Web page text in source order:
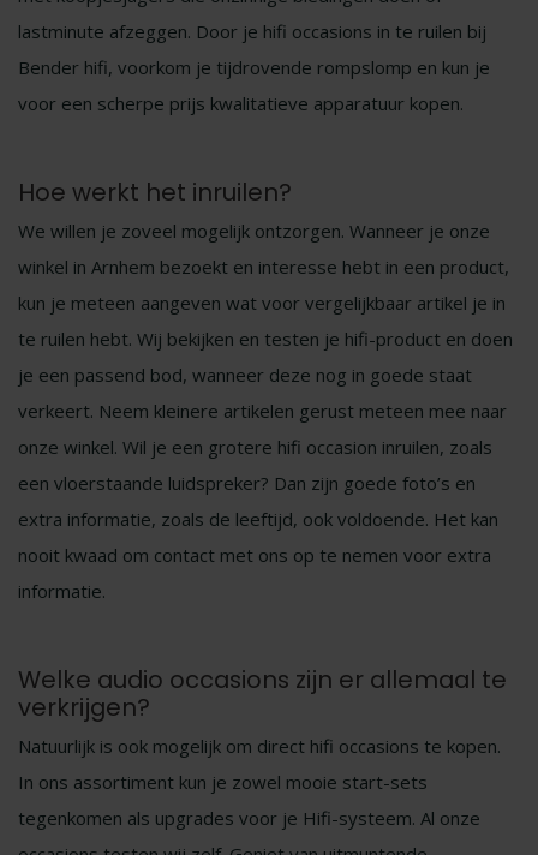
lastminute afzeggen. Door je hifi occasions in te ruilen bij
Bender hifi, voorkom je tijdrovende rompslomp en kun je
voor een scherpe prijs kwalitatieve apparatuur kopen.
Hoe werkt het inruilen?
We willen je zoveel mogelijk ontzorgen. Wanneer je onze
winkel in Arnhem bezoekt en interesse hebt in een product,
kun je meteen aangeven wat voor vergelijkbaar artikel je in
te ruilen hebt. Wij bekijken en testen je hifi-product en doen
je een passend bod, wanneer deze nog in goede staat
verkeert. Neem kleinere artikelen gerust meteen mee naar
onze winkel. Wil je een grotere hifi occasion inruilen, zoals
een vloerstaande luidspreker? Dan zijn goede foto’s en
extra informatie, zoals de leeftijd, ook voldoende. Het kan
nooit kwaad om contact met ons op te nemen voor extra
informatie.
Welke audio occasions zijn er allemaal te
verkrijgen?
Natuurlijk is ook mogelijk om direct hifi occasions te kopen.
In ons assortiment kun je zowel mooie start-sets
tegenkomen als upgrades voor je Hifi-systeem. Al onze